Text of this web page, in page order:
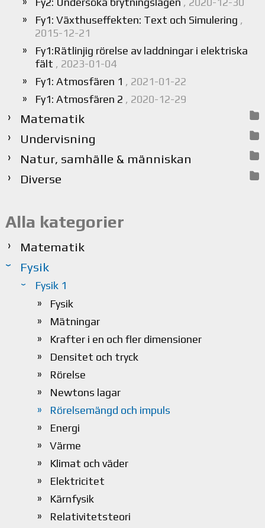
Fy1: Växthuseffekten: Text och Simulering ,
2015-12-21
Fy1:Rätlinjig rörelse av laddningar i elektriska
fält , 2023-01-04
Fy1: Atmosfären 1 , 2021-01-22
Fy1: Atmosfären 2 , 2020-12-29
Matematik
Undervisning
Natur, samhälle & människan
Diverse
Alla kategorier
Matematik
Fysik
Fysik 1
Fysik
Mätningar
Krafter i en och fler dimensioner
Densitet och tryck
Rörelse
Newtons lagar
Rörelsemängd och impuls
Energi
Värme
Klimat och väder
Elektricitet
Kärnfysik
Relativitetsteori